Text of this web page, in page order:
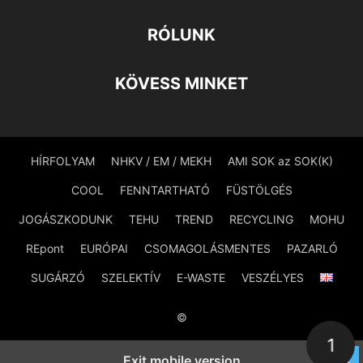
RÓLUNK
KÖVESS MINKET
HÍRFOLYAM NHKV / EM / MEKH AMI SOK az SOK(K)
COOL FENNTARTHATÓ FÜSTÖLGÉS
JOGÁSZKODUNK TEHU TREND RECYCLING MOHU
REpont EURÓPAI CSOMAGOLÁSMENTES PAZARLÓ
SUGÁRZÓ SZELEKTÍV E-WASTE VESZÉLYES
©
1